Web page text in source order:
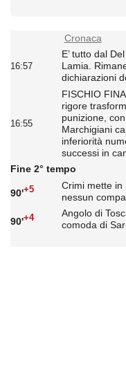
Cronaca
16:57
E’ tutto dal
Lamia.
dichiarazioni
16:55
FISCHIO
rigore
punizione,
Marchigiani
inferiorità
successi in
Fine 2° tempo
90'+5
Crimi mette in
nessun
90'+4
Angolo di
comoda di